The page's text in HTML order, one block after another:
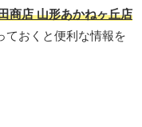
商店 山形あかねヶ丘店
ておくと便利な情報を